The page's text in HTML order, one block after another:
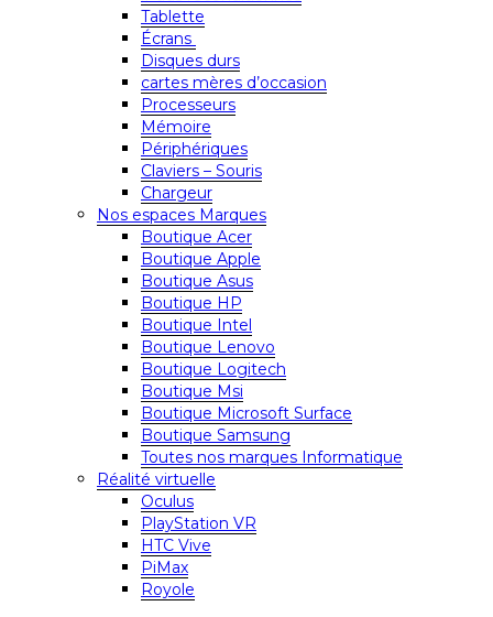
Tablette
Écrans
Disques durs
cartes mères d’occasion
Processeurs
Mémoire
Périphériques
Claviers – Souris
Chargeur
Nos espaces Marques
Boutique Acer
Boutique Apple
Boutique Asus
Boutique HP
Boutique Intel
Boutique Lenovo
Boutique Logitech
Boutique Msi
Boutique Microsoft Surface
Boutique Samsung
Toutes nos marques Informatique
Réalité virtuelle
Oculus
PlayStation VR
HTC Vive
PiMax
Royole